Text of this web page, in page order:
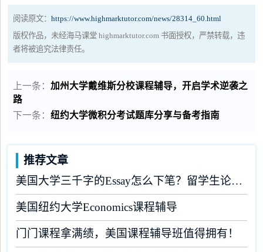
阅读原文：https://www.highmarktutor.com/news/28314_60.html
版权作品，未经海马课堂 highmarktutor.com 书面授权，严禁转载，违
者将被追究法律责任。
上一条：加州大学戴维斯分校课程辅导，开启学术逆袭之
路
下一条：纽约大学微积分考试题库分享与备考指南
推荐文章
美国大学三千字的Essay怎么下笔？留学生论文辅导
美国纽约大学Economics课程辅导
门门课程拿满绩，美国课程辅导班值得拥有！